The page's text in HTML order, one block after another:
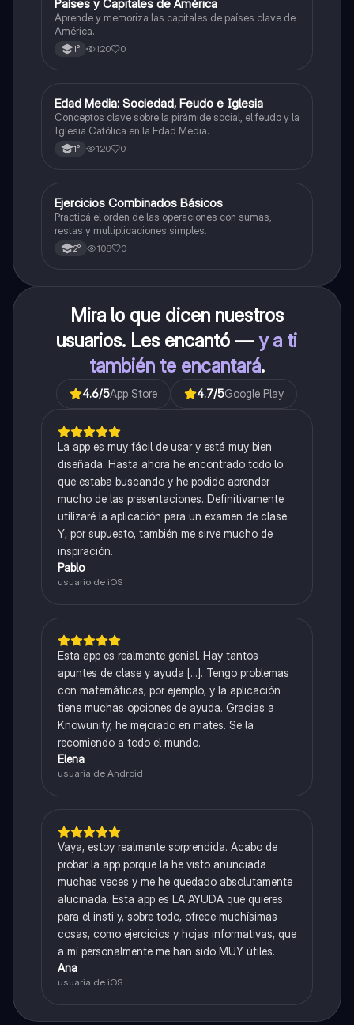
PGeografía
Países y Capitales de América
Aprende y memoriza las capitales de países clave de
América.
1° 120 0
EHistoria
Edad Media: Sociedad, Feudo e Iglesia
Conceptos clave sobre la pirámide social, el feudo y la
Iglesia Católica en la Edad Media.
1° 120 0
EMatemáticas
Ejercicios Combinados Básicos
Practicá el orden de las operaciones con sumas,
restas y multiplicaciones simples.
2° 108 0
Mira lo que dicen nuestros
usuarios. Les encantó —y a ti
también te encantará.
4.6/5App Store 4.7/5Google Play
La app es muy fácil de usar y está muy bien
diseñada. Hasta ahora he encontrado todo lo
que estaba buscando y he podido aprender
mucho de las presentaciones. Definitivamente
utilizaré la aplicación para un examen de clase.
Y, por supuesto, también me sirve mucho de
inspiración.
Pablo
usuario de iOS
Esta app es realmente genial. Hay tantos
apuntes de clase y ayuda [...]. Tengo problemas
con matemáticas, por ejemplo, y la aplicación
tiene muchas opciones de ayuda. Gracias a
Knowunity, he mejorado en mates. Se la
recomiendo a todo el mundo.
Elena
usuaria de Android
Vaya, estoy realmente sorprendida. Acabo de
probar la app porque la he visto anunciada
muchas veces y me he quedado absolutamente
alucinada. Esta app es LA AYUDA que quieres
para el insti y, sobre todo, ofrece muchísimas
cosas, como ejercicios y hojas informativas, que
a mí personalmente me han sido MUY útiles.
Ana
usuaria de iOS